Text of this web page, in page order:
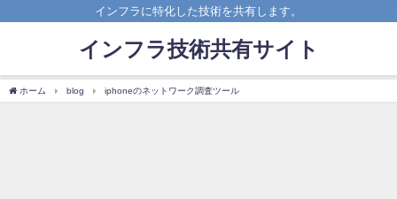
インフラに特化した技術を共有します。
インフラ技術共有サイト
ホーム blog iphoneのネットワーク調査ツール